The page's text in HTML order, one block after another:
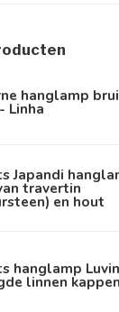
hanglamp
Linha
Japandi
travertin
en hout
hanglamp
linnen kappen